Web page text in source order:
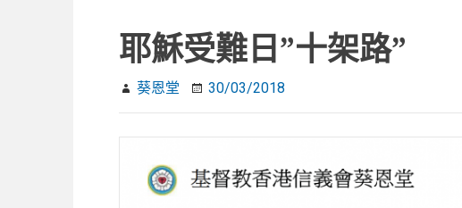
耶穌受難日”十架路”
葵恩堂 30/03/2018